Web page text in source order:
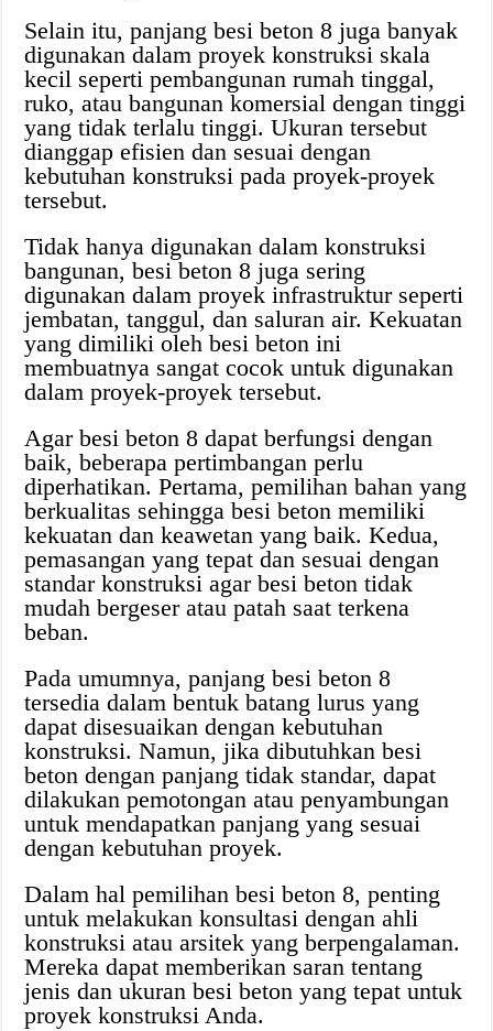
Selain itu, panjang besi beton 8 juga banyak
digunakan dalam proyek konstruksi skala
kecil seperti pembangunan rumah tinggal,
ruko, atau bangunan komersial dengan tinggi
yang tidak terlalu tinggi. Ukuran tersebut
dianggap efisien dan sesuai dengan
kebutuhan konstruksi pada proyek-proyek
tersebut.
Tidak hanya digunakan dalam konstruksi
bangunan, besi beton 8 juga sering
digunakan dalam proyek infrastruktur seperti
jembatan, tanggul, dan saluran air. Kekuatan
yang dimiliki oleh besi beton ini
membuatnya sangat cocok untuk digunakan
dalam proyek-proyek tersebut.
Agar besi beton 8 dapat berfungsi dengan
baik, beberapa pertimbangan perlu
diperhatikan. Pertama, pemilihan bahan yang
berkualitas sehingga besi beton memiliki
kekuatan dan keawetan yang baik. Kedua,
pemasangan yang tepat dan sesuai dengan
standar konstruksi agar besi beton tidak
mudah bergeser atau patah saat terkena
beban.
Pada umumnya, panjang besi beton 8
tersedia dalam bentuk batang lurus yang
dapat disesuaikan dengan kebutuhan
konstruksi. Namun, jika dibutuhkan besi
beton dengan panjang tidak standar, dapat
dilakukan pemotongan atau penyambungan
untuk mendapatkan panjang yang sesuai
dengan kebutuhan proyek.
Dalam hal pemilihan besi beton 8, penting
untuk melakukan konsultasi dengan ahli
konstruksi atau arsitek yang berpengalaman.
Mereka dapat memberikan saran tentang
jenis dan ukuran besi beton yang tepat untuk
proyek konstruksi Anda.